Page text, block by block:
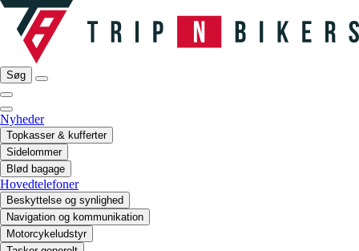
Søg
Nyheder
Topkasser & kufferter
Sidelommer
Blød bagage
Hovedtelefoner
Beskyttelse og synlighed
Navigation og kommunikation
Motorcykeludstyr